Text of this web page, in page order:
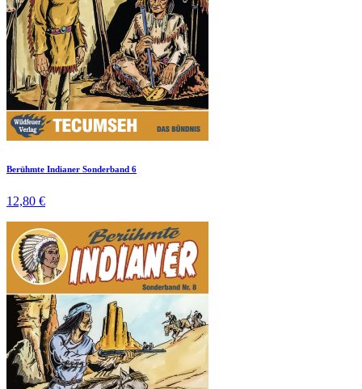
Berühmte Indianer Sonderband 6
12,80 €